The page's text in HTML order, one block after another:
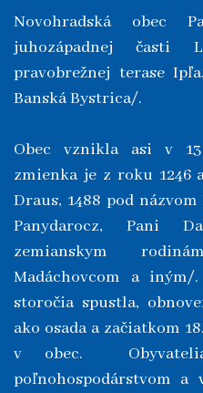
Novohradská obec
juhozápadnej časti
pravobrežnej terase
Banská Bystrica/.
Obec vznikla asi v
zmienka je z roku 1246
Draus, 1488 pod
Panydarocz, Pani
zemianskym
Madáchovcom a
storočia spustla,
ako osada a začiatkom
v obec.
poľnohospodárstvom